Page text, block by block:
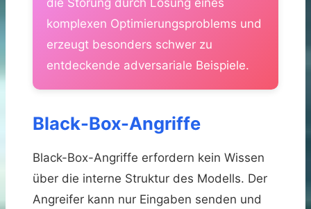
komplexen Optimierungsproblems und
erzeugt besonders schwer zu
entdeckende adversariale Beispiele.
Black-Box-Angriffe
Black-Box-Angriffe erfordern kein Wissen
über die interne Struktur des Modells. Der
Angreifer kann nur Eingaben senden und